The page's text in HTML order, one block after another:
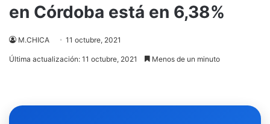
en Córdoba está en 6,38%
M.CHICA 11 octubre, 2021
Última actualización: 11 octubre, 2021 Menos de un minuto